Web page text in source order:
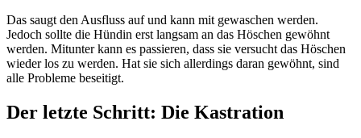
Das saugt den Ausfluss auf und kann mit gewaschen werden.
Jedoch sollte die Hündin erst langsam an das Höschen gewöhnt
werden. Mitunter kann es passieren, dass sie versucht das Höschen
wieder los zu werden. Hat sie sich allerdings daran gewöhnt, sind
alle Probleme beseitigt.
Der letzte Schritt: Die Kastration